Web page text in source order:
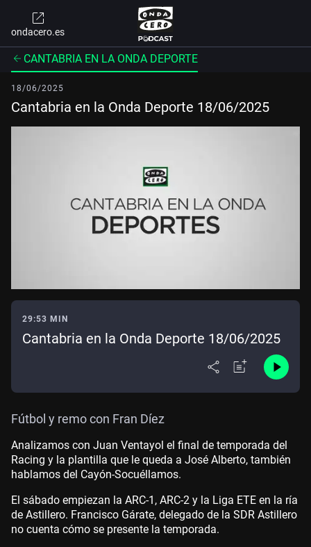
ondacero.es
CANTABRIA EN LA ONDA DEPORTE
18/06/2025
Cantabria en la Onda Deporte 18/06/2025
29:53 MIN
Cantabria en la Onda Deporte 18/06/2025
Fútbol y remo con Fran Díez
Analizamos con Juan Ventayol el final de temporada del
Racing y la plantilla que le queda a José Alberto, también
hablamos del Cayón-Socuéllamos.
El sábado empiezan la ARC-1, ARC-2 y la Liga ETE en la ría
de Astillero. Francisco Gárate, delegado de la SDR Astillero
no cuenta cómo se presente la temporada.